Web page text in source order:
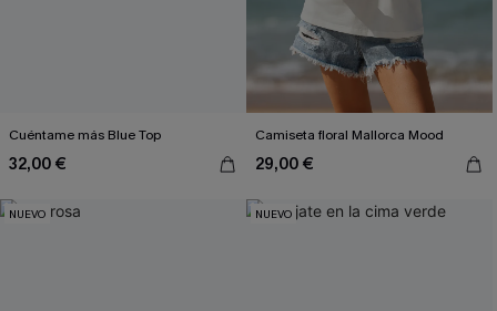
Cuéntame más Blue Top
32,00 €
Camiseta floral Mallorca Mood
29,00 €
NUEVO NUEVO